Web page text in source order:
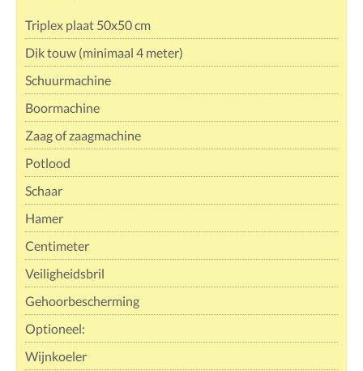
Triplex plaat 50x50 cm
Dik touw (minimaal 4 meter)
Schuurmachine
Boormachine
Zaag of zaagmachine
Potlood
Schaar
Hamer
Centimeter
Veiligheidsbril
Gehoorbescherming
Optioneel:
Wijnkoeler